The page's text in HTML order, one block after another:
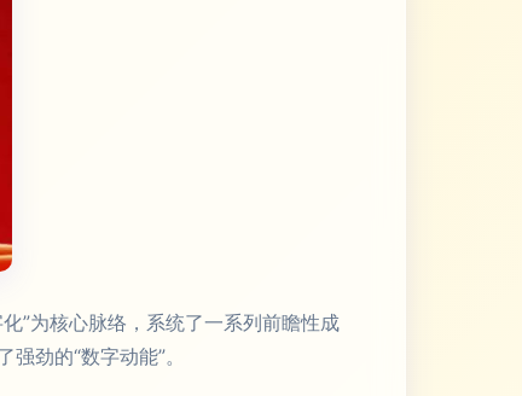
”为核心脉络，系统了一系列前瞻性成
劲的“数字动能”。